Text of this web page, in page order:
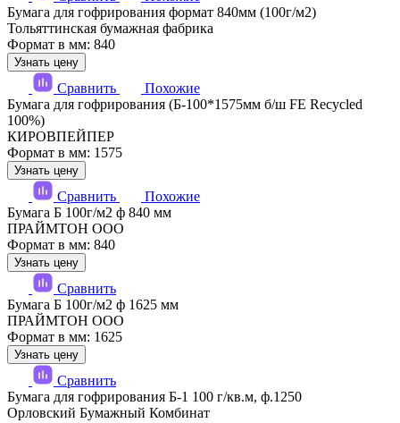
Бумага для гофрирования формат 840мм (100г/м2)
Тольяттинская бумажная фабрика
Формат в мм: 840
Узнать цену
Сравнить
Похожие
Бумага для гофрирования (Б-100*1575мм б/ш FE Recycled
100%)
КИРОВПЕЙПЕР
Формат в мм: 1575
Узнать цену
Сравнить
Похожие
Бумага Б 100г/м2 ф 840 мм
ПРАЙМТОН ООО
Формат в мм: 840
Узнать цену
Сравнить
Бумага Б 100г/м2 ф 1625 мм
ПРАЙМТОН ООО
Формат в мм: 1625
Узнать цену
Сравнить
Бумага для гофрирования Б-1 100 г/кв.м, ф.1250
Орловский Бумажный Комбинат